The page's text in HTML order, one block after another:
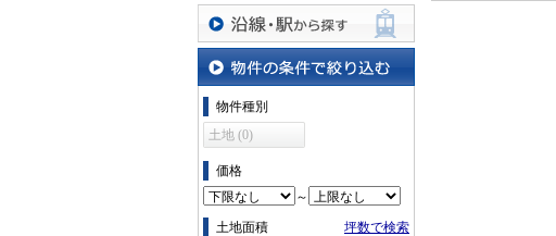
沿線・駅から探す
物件の条件で絞り込む
物件種別
土地 (0)
価格
～
土地面積
坪数で検索